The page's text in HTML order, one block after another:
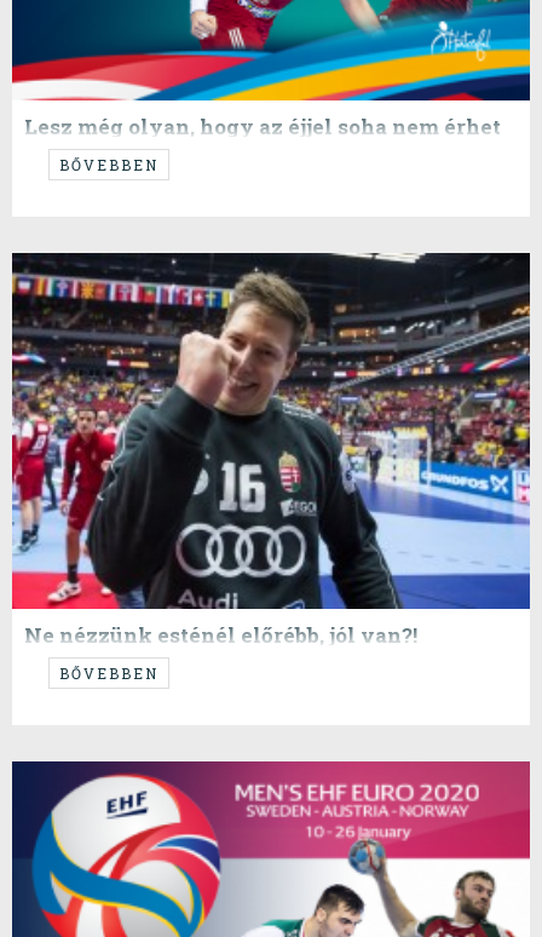
Lesz még olyan, hogy az éjjel soha nem érhet
végetBŐVEBBEN
Ne nézzünk esténél előrébb, jól van?!
...Mikler ki(s)védi az utolsó svéd próbálkozást...
BŐVEBBEN